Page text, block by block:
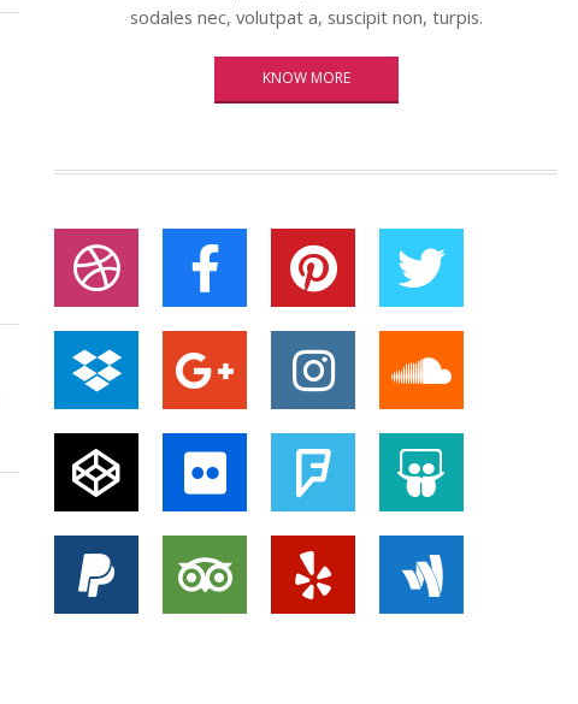
sodales nec, volutpat a, suscipit non, turpis.
KNOW MORE